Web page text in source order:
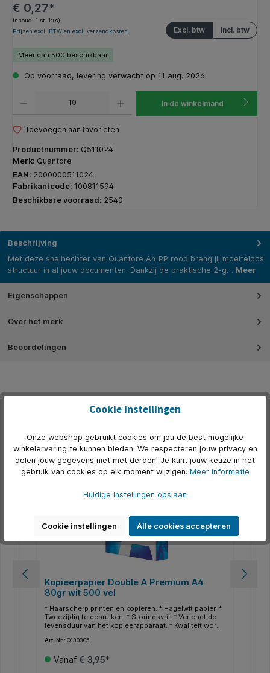
€ 0,27*
Inhoud: 1 stuk(s)
Incl. btw
Excl. btw
Prijzen excl. BTW en excl. verzendkosten
Meer dan 500 beschikbaar
Op voorraad, levering verwacht op 11 aug. 2026
In de winkelmand
Toevoegen aan favorieten
Productnummer: Q511024
Merk: Quantore
EAN: 2000000511024
Fabrikantcode: 100811594
Beschikbare voorraad: 2540
Beschrijving
Met deze snelhechter van Quantore A4 PP rood breng jij moeiteloos
structuur in al jouw documenten. Dankzij de praktische 2-g… Meer
Eigenschappen
Over het merk
Beoordelingen
500+ op voorraad
Kopieerpapier Double A Premium A4
80gr wit 500 vel
* Haarscherp printen en kopiëren. * Hagelwit papier. *
Tweezijdig te gebruiken. * Storingsvrij. * Verlengt de
levensduur van het kopieerapparaat. * Kwaliteit wordt
productieproces. * Voldoet aan de
Dit papier heeft een witheid van CIE150.
Art. Nr.: Q130305
Vanaf € 3,95*
Cookie instellingen
Onze webshop gebruikt cookies om jou de best mogelijke
winkelervaring te kunnen bieden. We respecteren jouw privacy en
delen jouw gegevens niet met derden. Je kunt jouw keuze in het
gebruik van cookies op elk moment wijzigen. Meer informatie
Huidige instellingen opslaan
Cookie instellingen Alle cookies accepteren